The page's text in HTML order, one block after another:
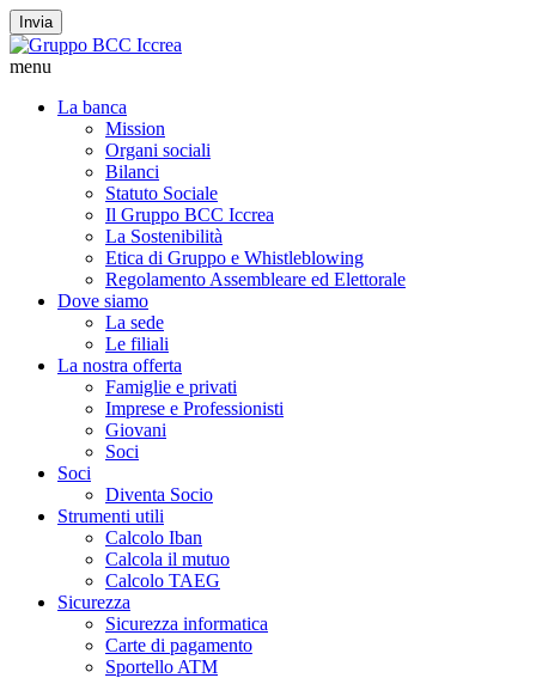
Invia
menu
La banca
Mission
Organi sociali
Bilanci
Statuto Sociale
Il Gruppo BCC Iccrea
La Sostenibilità
Etica di Gruppo e Whistleblowing
Regolamento Assembleare ed Elettorale
Dove siamo
La sede
Le filiali
La nostra offerta
Famiglie e privati
Imprese e Professionisti
Giovani
Soci
Soci
Diventa Socio
Strumenti utili
Calcolo Iban
Calcola il mutuo
Calcolo TAEG
Sicurezza
Sicurezza informatica
Carte di pagamento
Sportello ATM